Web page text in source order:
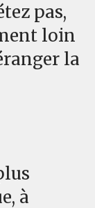
pas,
loin
la
à